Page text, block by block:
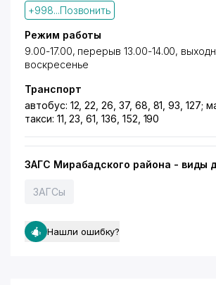
+998...Позвонить
Режим работы
9.00-17.00, перерыв 13.00-14.00,
воскресенье
Транспорт
автобус: 12, 22, 26, 37, 68, 81, 93, 127;
такси: 11, 23, 61, 136, 152, 190
ЗАГС Мирабaдского района - виды
ЗАГСы
Нашли ошибку?